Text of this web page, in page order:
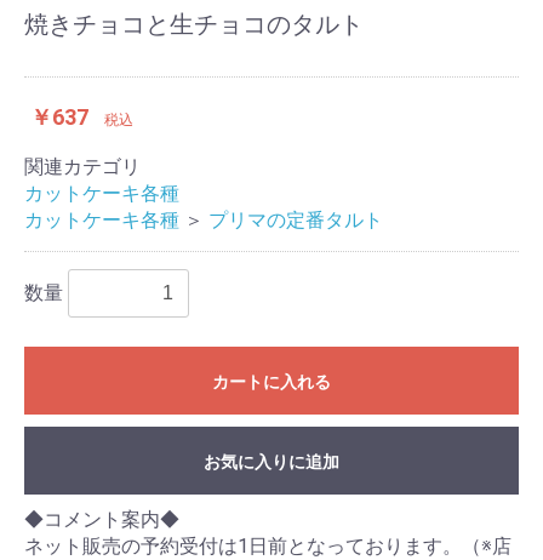
焼きチョコと生チョコのタルト
￥637 税込
関連カテゴリ
カットケーキ各種
カットケーキ各種 ＞ プリマの定番タルト
数量
カートに入れる
お気に入りに追加
◆コメント案内◆
ネット販売の予約受付は1日前となっております。（※店